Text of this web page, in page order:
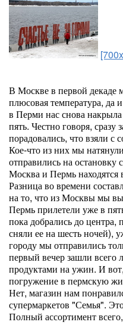
В Москве в первой декаде
плюсовая температура, да
в Перми нас снова
пять. Честно говоря, сразу
порадовались, что взяли
Кое-что из них мы
отправились на остановку
Москва и Пермь находятся
Разница во времени
на то, что из Москвы мы
Пермь прилетели уже в
пока добрались до центра,
сняли ее на шесть ночей),
городу мы отправились
первый вечер зашли всего
продуктами на ужин. И
погружение в пермскую
Нет, магазин нам
супермаркетов "Семья".
Полный ассортимент